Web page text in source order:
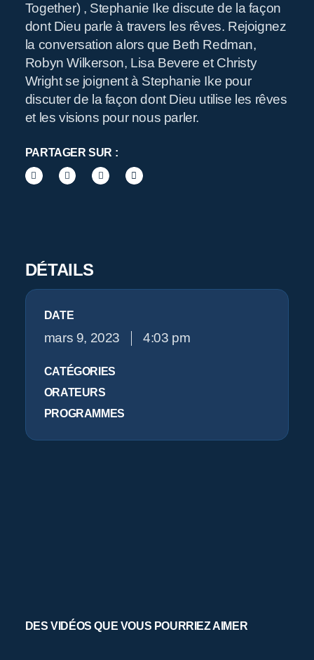
Together) , Stephanie Ike discute de la façon
dont Dieu parle à travers les rêves. Rejoignez
la conversation alors que Beth Redman,
Robyn Wilkerson, Lisa Bevere et Christy
Wright se joignent à Stephanie Ike pour
discuter de la façon dont Dieu utilise les rêves
et les visions pour nous parler.
PARTAGER SUR :
DÉTAILS
DATE
mars 9, 2023 4:03 pm
CATÉGORIES
ORATEURS
PROGRAMMES
DES VIDÉOS QUE VOUS POURRIEZ AIMER